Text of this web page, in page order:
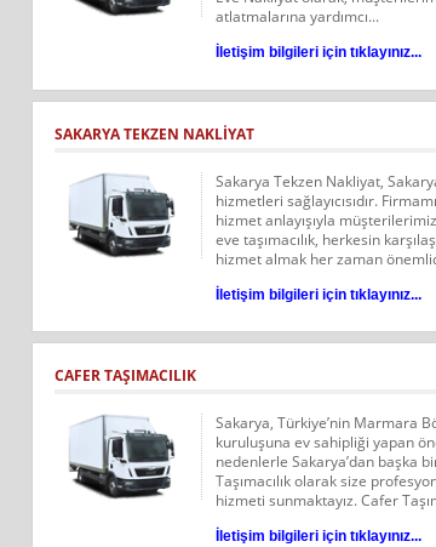
atlatmalarına yardımcı...
İletişim bilgileri için tıklayınız...
SAKARYA TEKZEN NAKLIYAT
Sakarya Tekzen Nakliyat,
hizmetleri sağlayıcısıdır.
hizmet anlayışıyla
eve taşımacılık, herkesin
hizmet almak her zaman
İletişim bilgileri için tıklayınız...
CAFER TAŞIMACILIK
Sakarya, Türkiye’nin Marmara
kuruluşuna ev sahipliği yapan
nedenlerle Sakarya’dan başka
Taşımacılık olarak size
hizmeti sunmaktayız. Cafer
İletişim bilgileri için tıklayınız...